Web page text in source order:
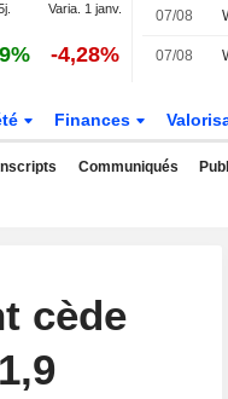
Varia. 1 janv.
-4,28%
07/08
07/08
Finances
Communiqués
cède